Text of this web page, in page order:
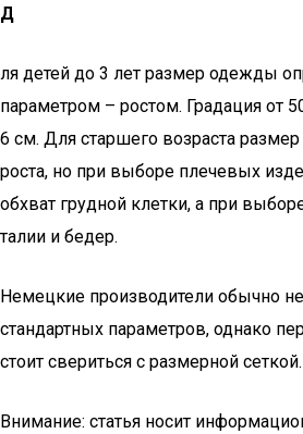
Д
ля детей до 3 лет размер одежды
параметром – ростом. Градация от
6 см. Для старшего возраста
роста, но при выборе плечевых
обхват грудной клетки, а при
талии и бедер.
Немецкие производители обычно
стандартных параметров, однако
стоит свериться с размерной сеткой.
Внимание: статья носит